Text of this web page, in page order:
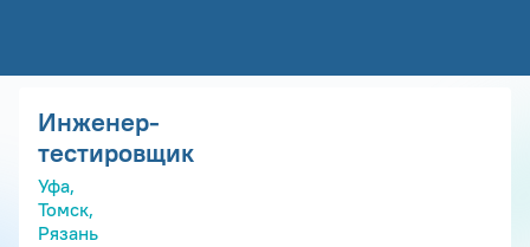
Инженер-
тестировщик
Уфа,
Томск,
Рязань